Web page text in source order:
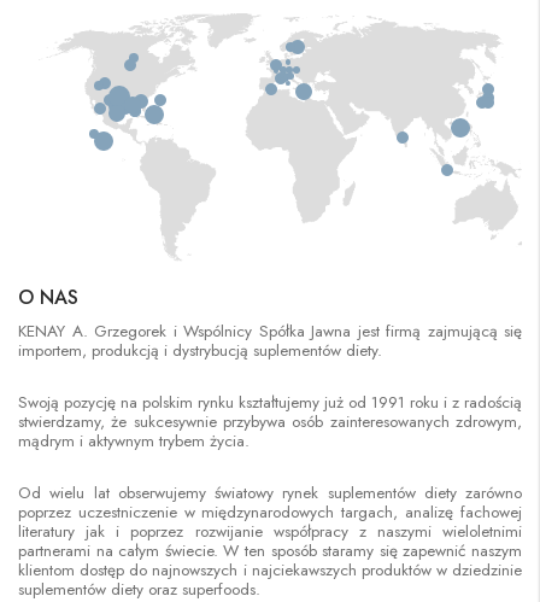
O NAS
KENAY A. Grzegorek i Wspólnicy Spółka Jawna jest firmą zajmującą się
importem, produkcją i dystrybucją suplementów diety.
Swoją pozycję na polskim rynku kształtujemy już od 1991 roku i z radością
stwierdzamy, że sukcesywnie przybywa osób zainteresowanych zdrowym,
mądrym i aktywnym trybem życia.
Od wielu lat obserwujemy światowy rynek suplementów diety zarówno
poprzez uczestniczenie w międzynarodowych targach, analizę fachowej
literatury jak i poprzez rozwijanie współpracy z naszymi wieloletnimi
partnerami na całym świecie. W ten sposób staramy się zapewnić naszym
klientom dostęp do najnowszych i najciekawszych produktów w dziedzinie
suplementów diety oraz superfoods.